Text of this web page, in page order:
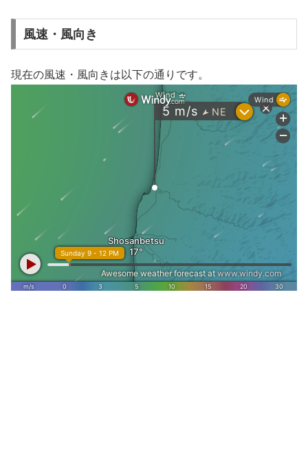
風速・風向き
現在の風速・風向きは以下の通りです。